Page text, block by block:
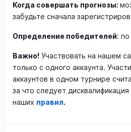
Когда совершать прогнозы:
забудьте сначала
Определение победителей:
Важно! Участвовать на нашем
только с одного аккаунта.
аккаунтов в одном турнире
за что следует дисквалификация
наших правил.